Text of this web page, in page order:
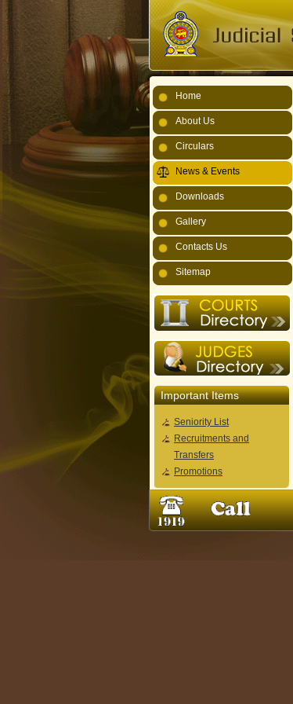
Home
About Us
Circulars
News & Events
Downloads
Gallery
Contacts Us
Sitemap
Important Items
Seniority List
Recruitments and
Transfers
Promotions